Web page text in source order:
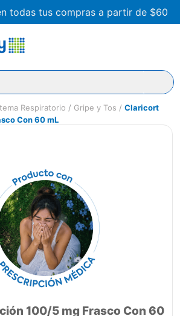
todas tus compras a partir de $60
Respiratorio Gripe y Tos
Claricort
Con 60 mL
100/5 mg Frasco Con 60